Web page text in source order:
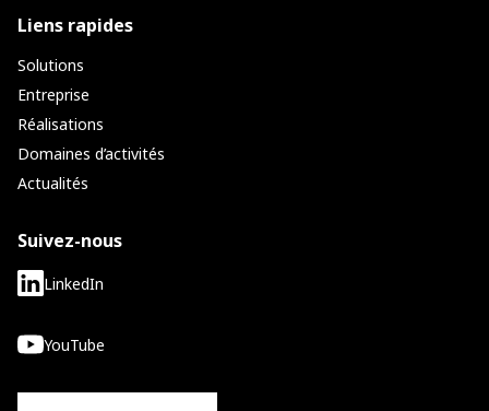
Liens rapides
Solutions
Entreprise
Réalisations
Domaines d’activités
Actualités
Suivez-nous
LinkedIn
YouTube